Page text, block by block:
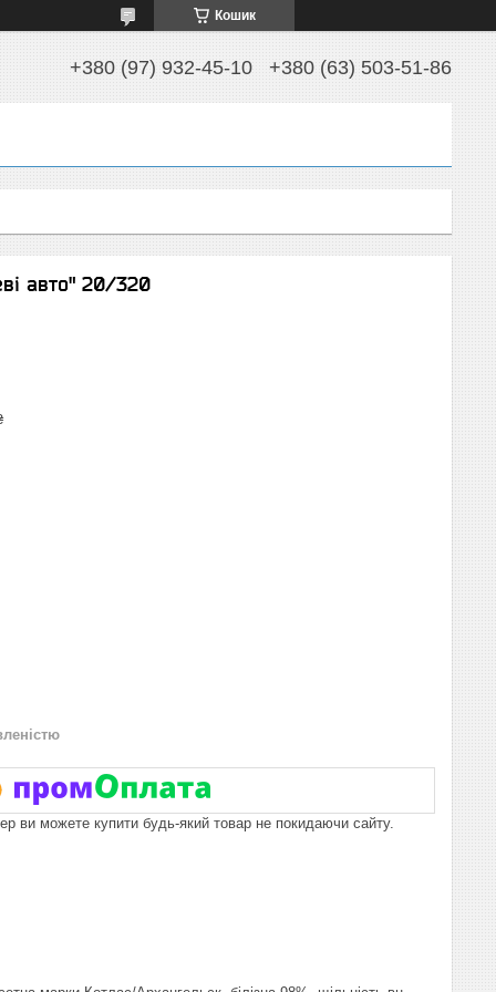
Кошик
+380 (97) 932-45-10 +380 (63) 503-51-86
авто" 20/320
ви можете купити будь-який товар не покидаючи сайту.